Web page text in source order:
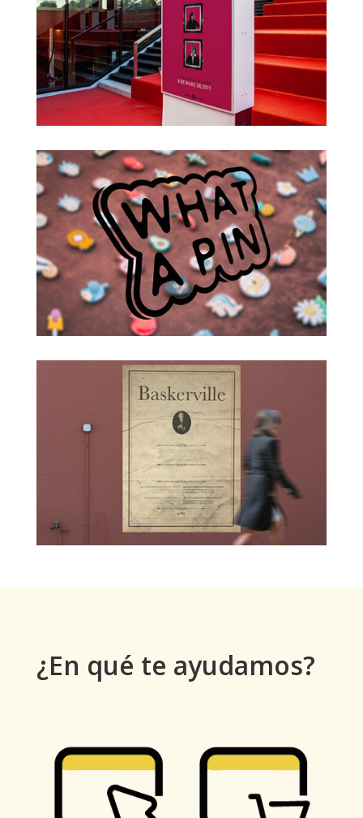
¿En qué te ayudamos?